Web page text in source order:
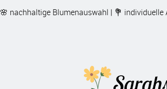
🌸 nachhaltige Blumenauswahl | 💐